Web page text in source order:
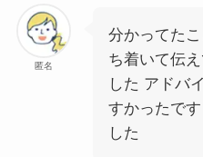
匿名
分かってた
ち着いて伝
した アドバ
すかったで
した